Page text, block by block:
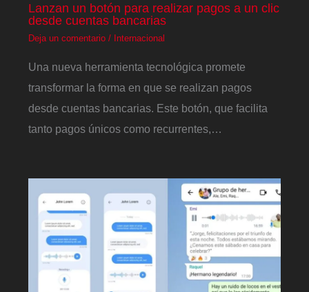
Lanzan un botón para realizar pagos a un clic
desde cuentas bancarias
Deja un comentario / Internacional
Una nueva herramienta tecnológica promete
transformar la forma en que se realizan pagos
desde cuentas bancarias. Este botón, que facilita
tanto pagos únicos como recurrentes,…